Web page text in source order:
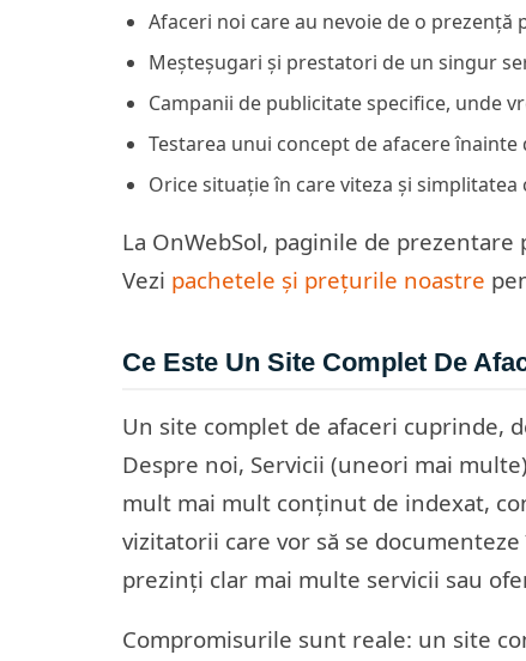
Afaceri noi care au nevoie de o
Meșteșugari și prestatori de un singur
Campanii de publicitate specifice, unde
Testarea unui concept de afacere
Orice situație în care viteza și
La OnWebSol, paginile de
Vezi pachetele și prețurile noastre
Ce Este Un Site Complet De
Un site complet de afaceri cuprinde,
Despre noi, Servicii (uneori mai
mult mai mult conținut de indexat,
vizitatorii care vor să se
prezinți clar mai multe servicii sau
Compromisurile sunt reale: un site